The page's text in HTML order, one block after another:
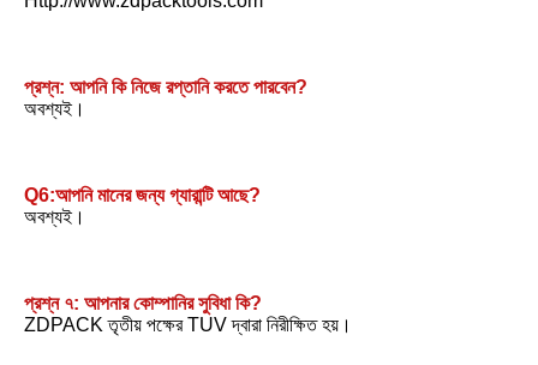
প্রশ্ন: আপনি কি নিজে রপ্তানি করতে পারবেন?
অবশ্যই।
Q6:আপনি মানের জন্য গ্যারান্টি আছে?
অবশ্যই।
প্রশ্ন ৭: আপনার কোম্পানির সুবিধা কি?
ZDPACK তৃতীয় পক্ষের TUV দ্বারা নিরীক্ষিত হয়।